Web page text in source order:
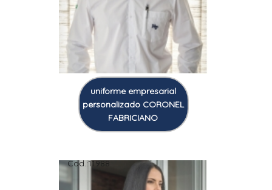
uniforme empresarial
personalizado CORONEL
FABRICIANO
Cod.:11988